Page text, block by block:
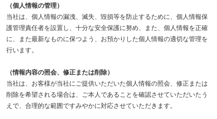
（個人情報の管理）
当社は、個人情報の漏洩、滅失、毀損等を防止するために、個人情報保
護管理責任者を設置し、十分な安全保護に努め、また、個人情報を正確
に、また最新なものに保つよう、お預かりした個人情報の適切な管理を
行います。
（情報内容の照会、修正または削除）
当社は、お客様が当社にご提供いただいた個人情報の照会、修正または
削除を希望される場合は、ご本人であることを確認させていただいたう
えで、合理的な範囲ですみやかに対応させていただきます。